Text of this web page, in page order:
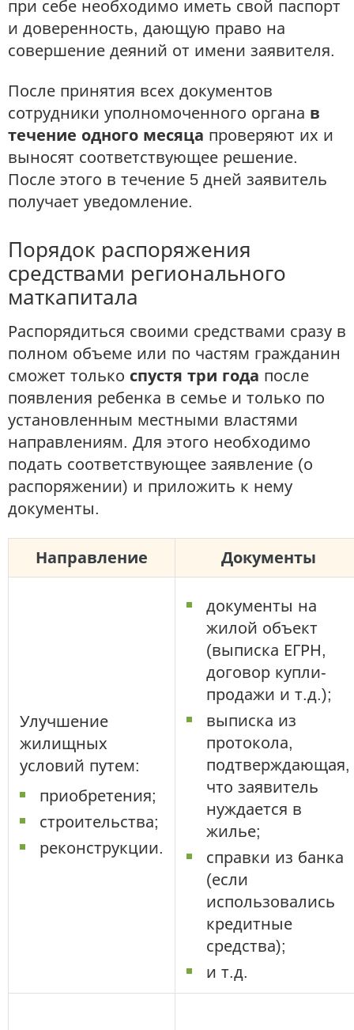
при себе необходимо иметь свой паспорт
и доверенность, дающую право на
совершение деяний от имени заявителя.
После принятия всех документов
сотрудники уполномоченного органа в
течение одного месяца проверяют их и
выносят соответствующее решение.
После этого в течение 5 дней заявитель
получает уведомление.
Порядок распоряжения
средствами регионального
маткапитала
Распорядиться своими средствами сразу в
полном объеме или по частям гражданин
сможет только спустя три года после
появления ребенка в семье и только по
установленным местными властями
направлениям. Для этого необходимо
подать соответствующее заявление (о
распоряжении) и приложить к нему
документы.
Направление Документы
Улучшение
жилищных
условий путем:
приобретения;
строительства;
реконструкции.
документы на
жилой объект
(выписка ЕГРН,
договор купли-
продажи и т.д.);
выписка из
протокола,
подтверждающая,
что заявитель
нуждается в
жилье;
справки из банка
(если
использовались
кредитные
средства);
и т.д.